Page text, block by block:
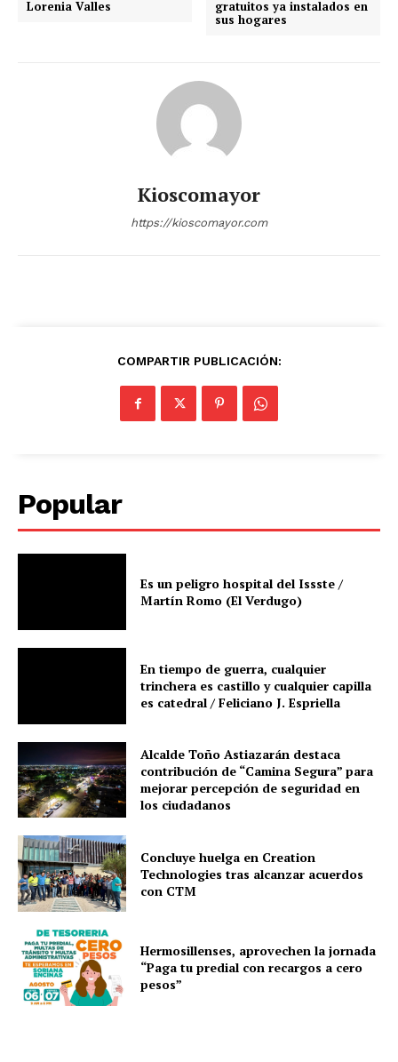
Lorenia Valles
gratuitos ya instalados en
sus hogares
Kioscomayor
https://kioscomayor.com
COMPARTIR PUBLICACIÓN:
Popular
Es un peligro hospital del Issste /
Martín Romo (El Verdugo)
En tiempo de guerra, cualquier
trinchera es castillo y cualquier capilla
es catedral / Feliciano J. Espriella
Alcalde Toño Astiazarán destaca
contribución de “Camina Segura” para
mejorar percepción de seguridad en
los ciudadanos
Concluye huelga en Creation
Technologies tras alcanzar acuerdos
con CTM
Hermosillenses, aprovechen la jornada
“Paga tu predial con recargos a cero
pesos”